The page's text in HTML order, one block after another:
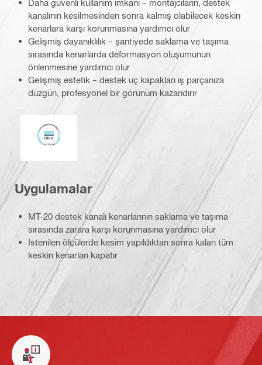
Daha güvenli kullanım imkanı – montajcıların, destek
kanalının kesilmesinden sonra kalmış olabilecek keskin
kenarlara karşı korunmasına yardımcı olur
Gelişmiş dayanıklılık – şantiyede saklama ve taşıma
sırasında kenarlarda deformasyon oluşumunun
önlenmesine yardımcı olur
Gelişmiş estetik – destek uç kapakları iş parçanıza
düzgün, profesyonel bir görünüm kazandırır
DNV
Uygulamalar
MT-20 destek kanalı kenarlarının saklama ve taşıma
sırasında zarara karşı korunmasına yardımcı olur
İstenilen ölçülerde kesim yapıldıktan sonra kalan tüm
keskin kenarları kapatır